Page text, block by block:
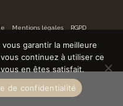
Mentions légales RGPD
garantir la meilleure
continuez à utiliser ce
en êtes satisfait.
de confidentialité